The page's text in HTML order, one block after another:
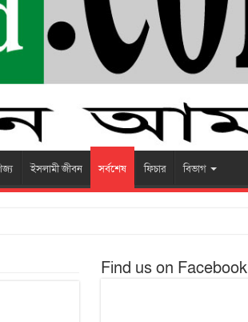
ইসলামী জীবন সর্বশেষ ফিচার বিভাগ
Find us on Facebook